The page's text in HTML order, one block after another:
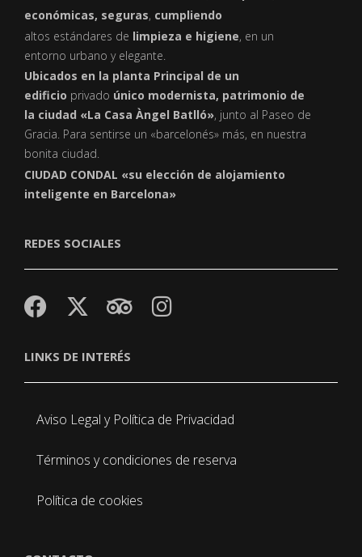
económicas, seguras, cumpliendo
altos estándares de limpieza e higiene, en un
entorno urbano y elegante.
Ubicados en la planta Principal de un
edificio privado único modernista, patrimonio de
la ciudad «La Casa Àngel Batlló», junto al Paseo de
Gracia. Para sentirse un «barcelonés» más, en nuestra
bonita ciudad.
CIUDAD CONDAL «su elección de alojamiento
inteligente en Barcelona»
REDES SOCIALES
LINKS DE INTERÉS
Aviso Legal y Política de Privacidad
Términos y condiciones de reserva
Política de cookies